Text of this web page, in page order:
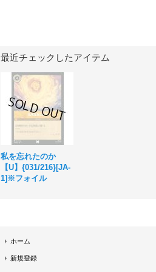
最近チェックしたアイテム
私を忘れたのか
【U】{031/216}[JA-
1]※フォイル
ホーム
新規登録